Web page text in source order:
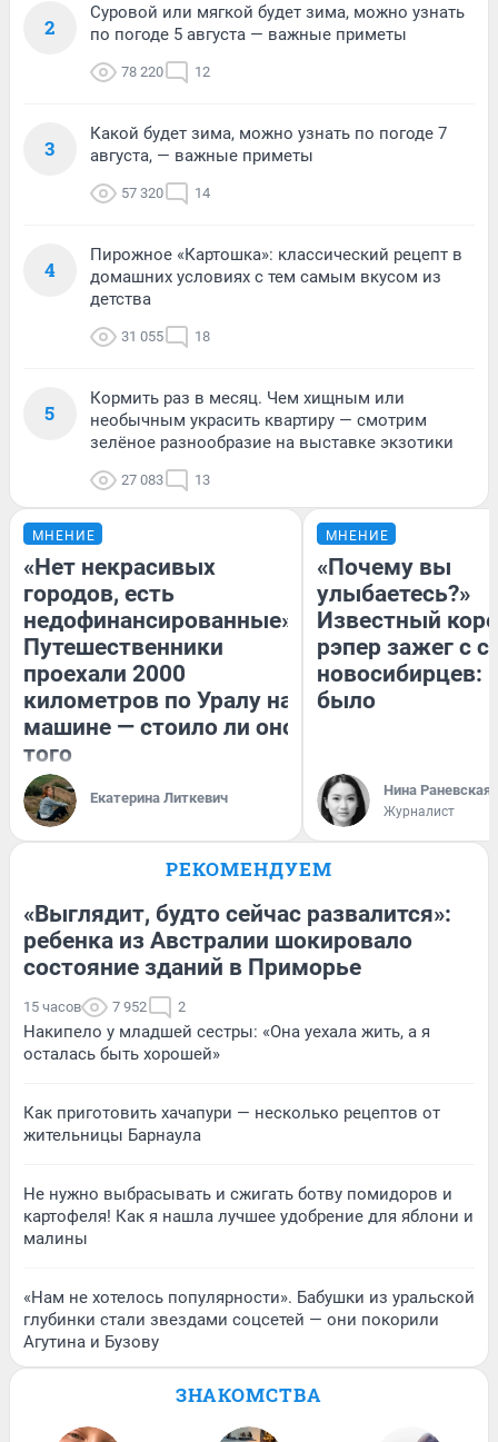
2
Суровой или мягкой будет зима, можно узнать
по погоде 5 августа — важные приметы
78 220 12
3
Какой будет зима, можно узнать по погоде 7
августа, — важные приметы
57 320 14
4
Пирожное «Картошка»: классический рецепт в
домашних условиях с тем самым вкусом из
детства
31 055 18
5
Кормить раз в месяц. Чем хищным или
необычным украсить квартиру — смотрим
зелёное разнообразие на выставке экзотики
27 083 13
МНЕНИЕ
«Нет некрасивых
городов, есть
недофинансированные».
Путешественники
проехали 2000
километров по Уралу на
машине — стоило ли оно
того
Екатерина Литкевич
МНЕНИЕ
«Почему вы
улыбаетесь?»
Известный
рэпер зажег с
новосибирцев:
было
Нина Раневская
Журналист
РЕКОМЕНДУЕМ
«Выглядит, будто сейчас развалится»:
ребенка из Австралии шокировало
состояние зданий в Приморье
15 часов 7 952 2
Накипело у младшей сестры: «Она уехала жить, а я
осталась быть хорошей»
Как приготовить хачапури — несколько рецептов от
жительницы Барнаула
Не нужно выбрасывать и сжигать ботву помидоров и
картофеля! Как я нашла лучшее удобрение для яблони и
малины
«Нам не хотелось популярности». Бабушки из уральской
глубинки стали звездами соцсетей — они покорили
Агутина и Бузову
ЗНАКОМСТВА